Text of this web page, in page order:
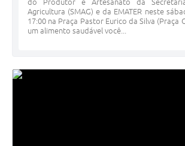
do Produtor e Artesanato da
Agricultura (SMAG) e da EMATER neste
17:00 na Praça Pastor Eurico da Silva (Praça
um alimento saudável você...